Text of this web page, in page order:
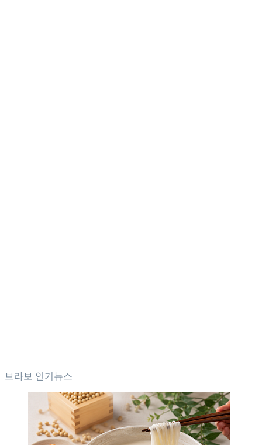
브라보 인기뉴스